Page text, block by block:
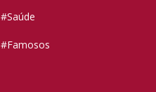
#Saúde
#Famosos